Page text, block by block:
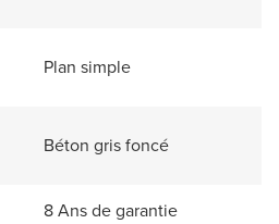
Plan simple
Béton gris foncé
8 Ans de garantie